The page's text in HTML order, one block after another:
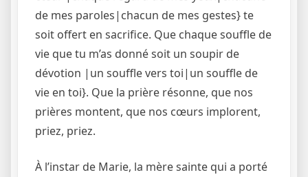
de mes paroles|chacun de mes gestes} te
soit offert en sacrifice. Que chaque souffle de
vie que tu m’as donné soit un soupir de
dévotion |un souffle vers toi|un souffle de
vie en toi}. Que la prière résonne, que nos
prières montent, que nos cœurs implorent,
priez, priez.
À l’instar de Marie, la mère sainte qui a porté